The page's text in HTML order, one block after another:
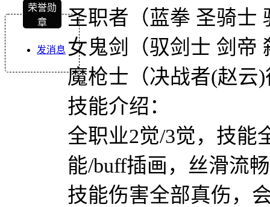
荣誉勋
章
发消息
圣职者（蓝拳 圣骑士
女鬼剑（驭剑士 剑帝
魔枪士（决战者(赵云
技能介绍：
全职业2觉/3觉，技能
能/buff插画，丝滑流
技能伤害全部真伤，